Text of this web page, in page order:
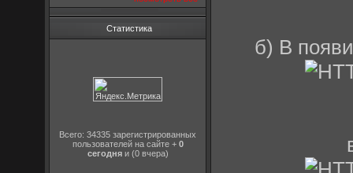
Статистика
Всего: 34335 зарегистрированных
пользователей на сайте + 0
сегодняи (0 вчера)
б) В